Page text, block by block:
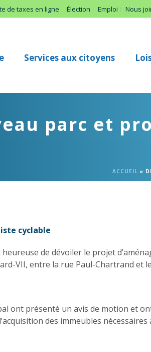
de taxes en ligne Élection Emploi Nous
Services aux citoyens
parc et
ACCUEIL »
cyclable
de dévoiler le projet
VII, entre la rue Paul-Chartrand et
ont présenté un avis de motion et
des immeubles